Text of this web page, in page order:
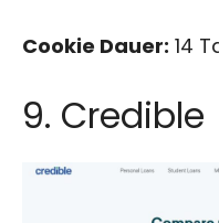
Cookie Dauer: 14
9. Credible